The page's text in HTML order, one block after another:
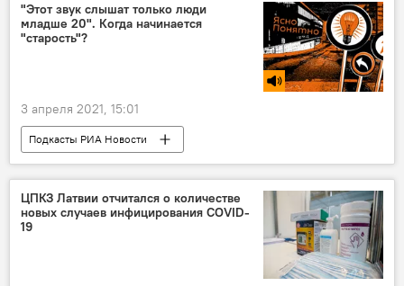
"Этот звук слышат только люди
младше 20". Когда начинается
"старость"?
3 апреля 2021, 15:01
Подкасты РИА Новости
Радио Sputnik Латвия
пенсия
ЦПКЗ Латвии отчитался о количестве
новых случаев инфицирования COVID-
19